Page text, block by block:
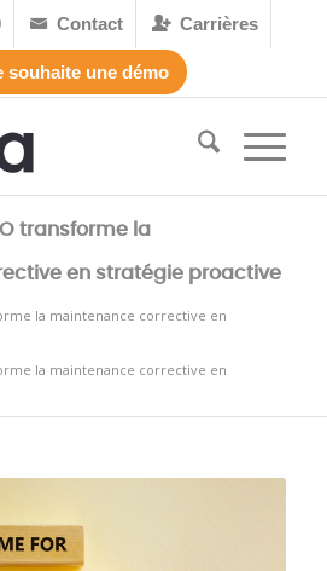
 Contact Carrières
une démo
transforme la
en stratégie proactive
la maintenance corrective en
la maintenance corrective en